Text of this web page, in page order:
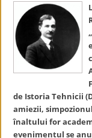
de Istoria Tehnicii
amiezii,
înaltului for
evenimentul se